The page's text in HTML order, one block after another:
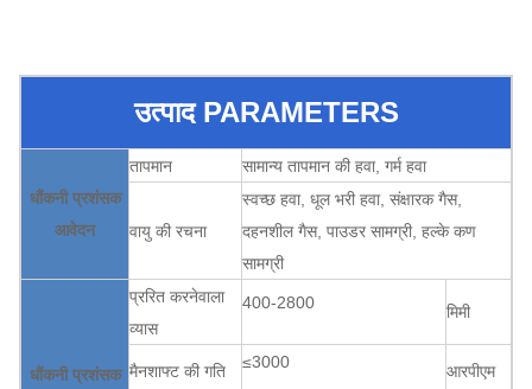
उत्पाद PARAMETERS
धौंकनी प्रशंसक
आवेदन
तापमान सामान्य तापमान की हवा, गर्म हवा
वायु की रचना
स्वच्छ हवा, धूल भरी हवा, संक्षारक गैस,
दहनशील गैस, पाउडर सामग्री, हल्के कण
सामग्री
धौंकनी प्रशंसक
प्ररित करनेवाला
व्यास
400-2800 मिमी
मैनशाफ्ट की गति ≤3000 आरपीएम